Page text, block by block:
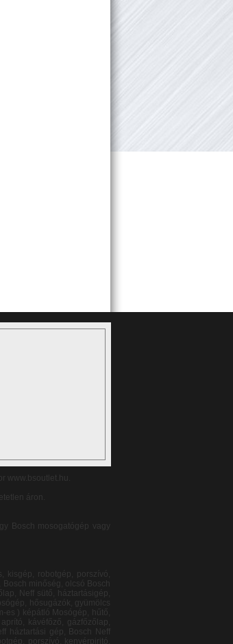
www.bsoutlet.hu.
áron.
Bosch mosogatógép vagy
elöltöltős mosógép, hősugázók, gyümölcs centrifugák, indukciós főzőlapok, Bosch minőség, olcsó Bosch háztartási gépek, Olcsó neff háztartási gép, Bosch Neff Outlet KG49NAI22 Aprító, turmix, mixer, húsdaráló Mosógép, hűtő, mosógatógép, páraelszívó, főzőlap, háztartásigép, Midea klíma, Outlet, olcsó, akciós, kisgép, robotgép, porszívó, kenyérpiritó, hajszárító, tv, turmix, húsdaráló, aprító, kávéfőző, Neff sütő, gázfőzőlap, elöltöltős mosógép, hősugázók, gyümölcs centrifugák, indukciós főzőlapok, Bosch minőség, olcsó Bosch háztartási gépek, Olcsó neff háztartási gép, Bosch Neff Outlet KGE39AL40 Aprító, turmix, mixer, húsdaráló Mosógép, hűtő, mosógatógép, páraelszívó, főzőlap, háztartásigép, Outlet, olcsó, akciós, kisgép, robotgép, porszívó, kenyérpiritó, hajszárító, tv, turmix, húsdaráló, aprító, kávéfőző, gázfőzőlap, elöltöltős mosógép, hősugázók, gyümölcs centrifugák, indukciós főzőlapok, Bosch minőség, olcsó Bosch háztartási gépek, Olcsó neff háztartási gép, Bosch Neff Outlet KGE49AI30 Aprító, turmix, mixer, húsdaráló Mosógép, hűtő, mosógatógép, páraelszívó, főzőlap, háztartásigép, Outlet, Midea klíma, olcsó, akciós, kisgép, robotgép, porszívó, kenyérpiritó, hajszárító, tv, turmix, húsdaráló, aprító, kávéfőző, gázfőzőlap, elöltöltős mosógép, hősugázók, gyümölcs centrifugák, indukciós főzőlapok, Bosch minőség, olcsó Bosch háztartási gépek, Olcsó neff háztartási gép, Bosch Neff Outlet KGV39VL30 Aprító, turmix, mixer, húsdaráló Mosógép, hűtő, mosógatógép, páraelszívó, főzőlap, háztartásigép, Outlet, olcsó, akciós, kisgép, robotgép, porszívó,